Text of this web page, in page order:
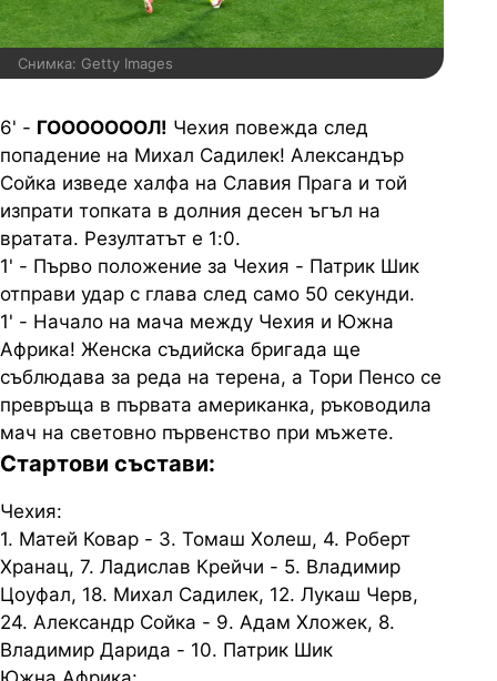
Снимка: Getty Images
6' - ГОООООООЛ! Чехия повежда след
попадение на Михал Садилек! Александър
Сойка изведе халфа на Славия Прага и той
изпрати топката в долния десен ъгъл на
вратата. Резултатът е 1:0.
1' - Първо положениe за Чехия - Патрик Шик
отправи удар с глава след само 50 секунди.
1' - Начало на мача между Чехия и Южна
Африка! Женска съдийска бригада ще
съблюдава за реда на терена, а Тори Пенсо се
превръща в първата американка, ръководила
мач на световно първенство при мъжете.
Стартови състави:
Чехия:
1. Матей Ковар - 3. Томаш Холеш, 4. Роберт
Хранац, 7. Ладислав Крейчи - 5. Владимир
Цоуфал, 18. Михал Садилек, 12. Лукаш Черв,
24. Александр Сойка - 9. Адам Хложек, 8.
Владимир Дарида - 10. Патрик Шик